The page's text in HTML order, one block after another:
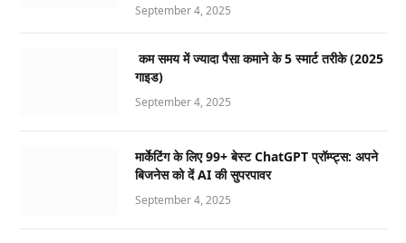
September 4, 2025
कम समय में ज्यादा पैसा कमाने के 5 स्मार्ट तरीके (2025
गाइड)
September 4, 2025
मार्केटिंग के लिए 99+ बेस्ट ChatGPT प्रॉम्प्ट्स: अपने
बिजनेस को दें AI की सुपरपावर
September 4, 2025